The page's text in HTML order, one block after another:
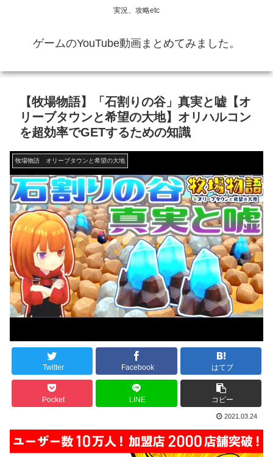
実況、攻略etc
ゲームのYouTube動画まとめてみました。
【牧場物語】「石割りの谷」真実と嘘【オ
リーブタウンと希望の大地】オリハルコン
を超効率でGETするための知識
牧場物語 オリーブタウンと希望の大地
Twitter Facebook はてブ
Pocket LINE コピー
2021.03.24